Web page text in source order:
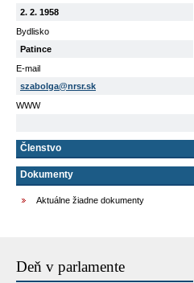
2. 2. 1958
Bydlisko
Patince
E-mail
szabolga@nrsr.sk
WWW
Členstvo
Dokumenty
Aktuálne žiadne dokumenty
Deň v parlamente